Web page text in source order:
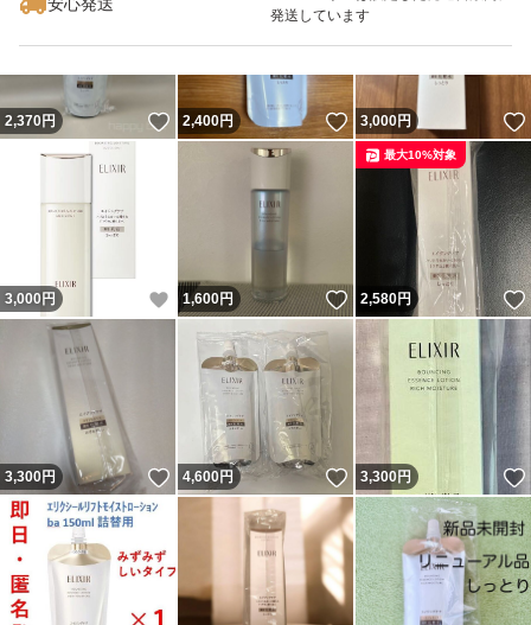
安心発送
発送しています
2,370円 いいね！
2,400円 いいね！
3,000円
3,000 円 いいね！
1,600円 いいね！
2,580円
最大10%対象
3,300円 いいね！
4,600円 いいね！
3,300円